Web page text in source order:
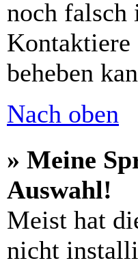
noch falsch
Kontaktiere
beheben
Nach oben
» Meine
Auswahl!
Meist hat
nicht